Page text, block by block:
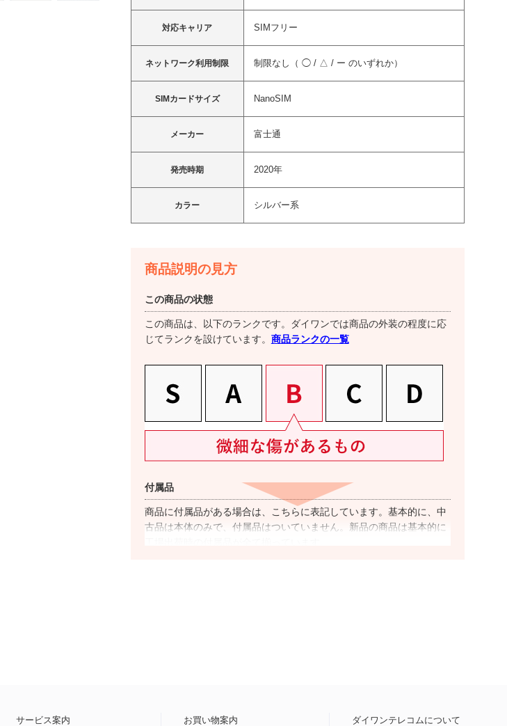
GPS+Cellular チタニウムケース
83,800円
対応キャリア SIMフリー
ネットワーク利用制限 制限なし（ ◯ / △ / ー のいずれか）
SIMカードサイズ NanoSIM
メーカー 富士通
発売時期 2020年
カラー シルバー系
商品説明の見方
この商品の状態
この商品は、以下のランクです。ダイワンでは商品の外装の程度に応
じてランクを設けています。 商品ランクの一覧
付属品
商品に付属品がある場合は、こちらに表記しています。基本的に、中
古品は本体のみで、付属品はついていません。新品の商品は基本的に
「▲」が表示されている場合、この端末を元々の所有者が購入した時
サービス案内 お買い物案内 ダイワンテレコムについて